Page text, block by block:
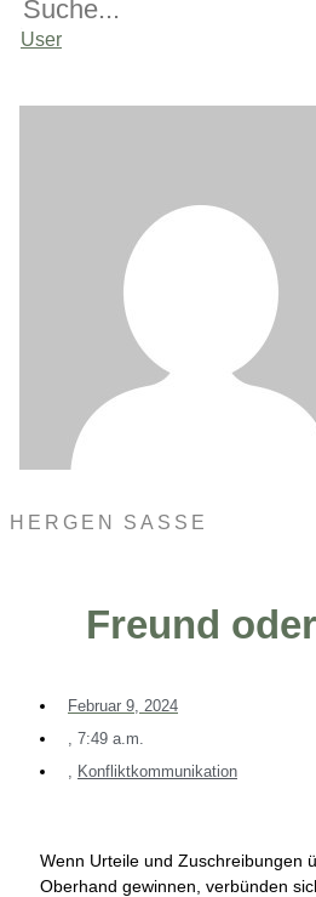
User
HERGEN SASSE
Freund
Februar 9, 2024
, 7:49 a.m.
, Konfliktkommunikation
Wenn Urteile und Zuschreibungen
Oberhand gewinnen, verbünden